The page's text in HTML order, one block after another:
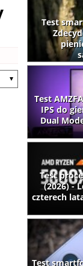
Test
Test
IPS do
Dual
Test
(2026) -
czterech
Test